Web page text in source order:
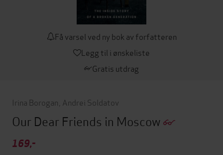
Få varsel ved ny bok av forfatteren
Legg til i ønskeliste
Gratis utdrag
Irina Borogan Andrei Soldatov
Our Dear Friends in Moscow
169,-